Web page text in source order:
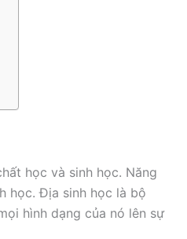
học và sinh học. Năng
học. Địa sinh học là bộ
hình dạng của nó lên sự